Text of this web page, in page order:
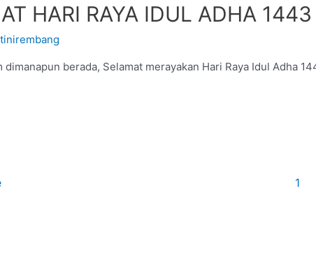
HARI RAYA IDUL ADHA 1443
dimanapun berada, Selamat merayakan Hari Raya Idul Adha
1